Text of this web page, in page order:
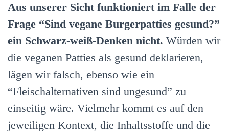
Aus unserer Sicht funktioniert im Falle der
Frage “Sind vegane Burgerpatties gesund?”
ein Schwarz-weiß-Denken nicht. Würden wir
die veganen Patties als gesund deklarieren,
lägen wir falsch, ebenso wie ein
“Fleischalternativen sind ungesund” zu
einseitig wäre. Vielmehr kommt es auf den
jeweiligen Kontext, die Inhaltsstoffe und die